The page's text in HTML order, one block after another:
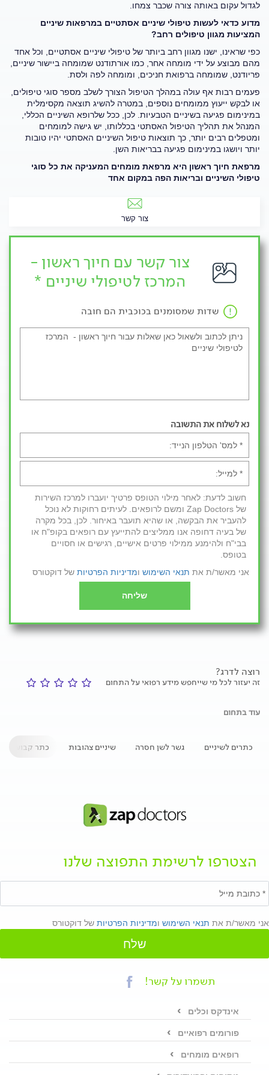
לגדול עקום באותה צורה שכבר צמחו.
מדוע כדאי לעשות טיפולי שיניים אסתטיים במרפאות שיניים
המציעות מגוון טיפולים רחב?
כפי שראינו, ישנו מגוון רחב ביותר של טיפולי שיניים אסתטיים, וכל אחד
מהם מבוצע על ידי מומחה אחר, כמו אורתודנט שמומחה ביישור שיניים,
פריודנט, שמומחה ברפואת חניכים, ומומחה לפה ולסת.
פעמים רבות אף עולה במהלך הטיפול הצורך לשלב מספר סוגי טיפולים,
או לבקש ייעוץ ממומחים נוספים, במטרה להשיג תוצאה מקסימלית
במינימום פגיעה בשיניים הטבעיות. לכן, ככל שלרופא השיניים הכללי,
המנהל את תהליך הטיפול האסתטי בכללותו, יש גישה למומחים
ומטפלים רבים יותר, כך תוצאות טיפול השיניים האסתטי יהיו טובות
יותר ויושגו במינימום פגיעה בבריאות השן.
מרפאת חיוך ראשון היא מרפאת מומחים המעניקה את כל סוגי
טיפולי השיניים ובריאות הפה במקום אחד
צור קשר
צור קשר עם חיוך ראשון -
המרכז לטיפולי שיניים *
שדות שמסומנים בכוכבית הם חובה
נא לשלוח את התשובה
חשוב לדעת: לאחר מילוי הטופס פרטיך יועברו למרכז השירות
של Zap Doctors ומשם לרופאים. לעיתים רחוקות לא נוכל
להעביר את הבקשה, או שהיא תועבר באיחור. לכן, בכל מקרה
של בעיה דחופה אנו ממליצים להתייעץ עם רופאים בקופ"ח או
בבי"ח ולהימנע ממילוי פרטים אישיים, רגישים או חסויים
בטופס.
אני מאשר/ת את תנאי השימוש ומדיניות הפרטיות של דוקטורס
שליחה
רוצה לדרג?
זה יעזור לכל מי שייחפש מידע רפואי על התחום
עוד בתחום
כתרים לשיניים גשר לשן חסרה שיניים צהובות כתר קבוע
הצטרפו לרשימת התפוצה שלנו
אני מאשר/ת את תנאי השימוש ומדיניות הפרטיות של דוקטורס
שלח
תשמרו על קשר!
אינדקס וכלים
פורומים רפואיים
רופאים מומחים